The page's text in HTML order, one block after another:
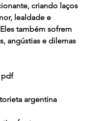
criando laços
lealdade e
também sofrem
angústias e dilemas
pdf
argentina